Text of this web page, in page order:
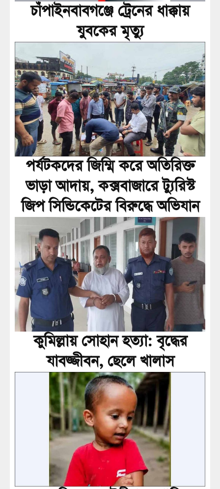
চাঁপাইনবাবগঞ্জে ট্রেনের ধাক্কায়
যুবকের মৃত্যু
পর্যটকদের জিম্মি করে অতিরিক্ত
ভাড়া আদায়, কক্সবাজারে ট্যুরিস্ট
জিপ সিন্ডিকেটের বিরুদ্ধে অভিযান
কুমিল্লায় সোহান হত্যা: বৃদ্ধের
যাবজ্জীবন, ছেলে খালাস